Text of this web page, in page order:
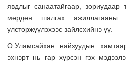
явдлыг санаатайгаар, зориудаар
мөрдөн шалгах ажиллагааны
улстөржүүлэхээс зайлсхийнэ үү.
О.Уламсайхан найзуудын
эхнэрт нь гар хүрсэн гэх